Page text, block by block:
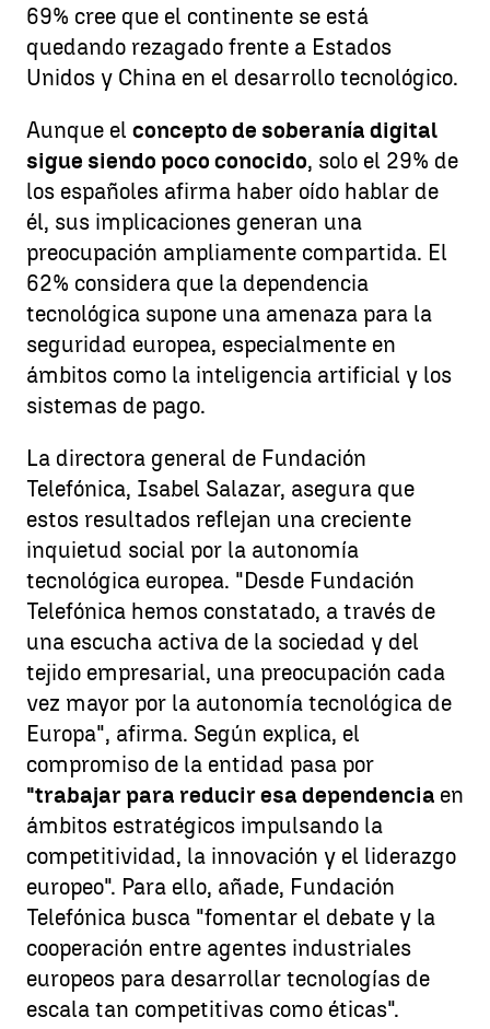
69% cree que el continente se está
quedando rezagado frente a Estados
Unidos y China en el desarrollo tecnológico.
Aunque el concepto de soberanía digital
sigue siendo poco conocido, solo el 29% de
los españoles afirma haber oído hablar de
él, sus implicaciones generan una
preocupación ampliamente compartida. El
62% considera que la dependencia
tecnológica supone una amenaza para la
seguridad europea, especialmente en
ámbitos como la inteligencia artificial y los
sistemas de pago.
La directora general de Fundación
Telefónica, Isabel Salazar, asegura que
estos resultados reflejan una creciente
inquietud social por la autonomía
tecnológica europea. "Desde Fundación
Telefónica hemos constatado, a través de
una escucha activa de la sociedad y del
tejido empresarial, una preocupación cada
vez mayor por la autonomía tecnológica de
Europa", afirma. Según explica, el
compromiso de la entidad pasa por
"trabajar para reducir esa dependencia en
ámbitos estratégicos impulsando la
competitividad, la innovación y el liderazgo
europeo". Para ello, añade, Fundación
Telefónica busca "fomentar el debate y la
cooperación entre agentes industriales
europeos para desarrollar tecnologías de
escala tan competitivas como éticas".